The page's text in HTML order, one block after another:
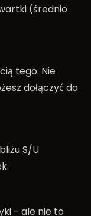
(średnio
tego. Nie
dołączyć do
S/U
.
- ale nie to